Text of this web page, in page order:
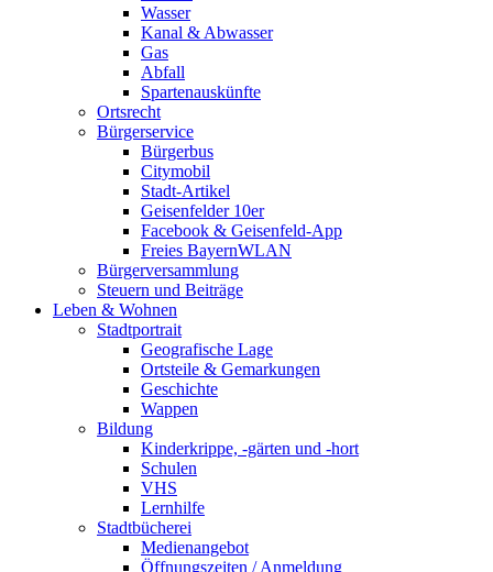
Wasser
Kanal & Abwasser
Gas
Abfall
Spartenauskünfte
Ortsrecht
Bürgerservice
Bürgerbus
Citymobil
Stadt-Artikel
Geisenfelder 10er
Facebook & Geisenfeld-App
Freies BayernWLAN
Bürgerversammlung
Steuern und Beiträge
Leben & Wohnen
Stadtportrait
Geografische Lage
Ortsteile & Gemarkungen
Geschichte
Wappen
Bildung
Kinderkrippe, -gärten und -hort
Schulen
VHS
Lernhilfe
Stadtbücherei
Medienangebot
Öffnungszeiten / Anmeldung